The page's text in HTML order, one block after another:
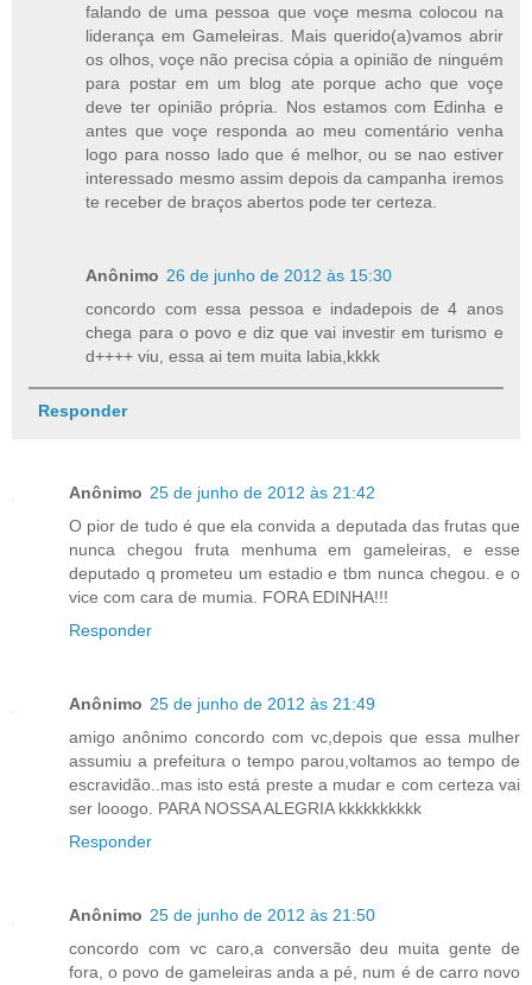
falando de uma pessoa que voçe mesma colocou na
liderança em Gameleiras. Mais querido(a)vamos abrir
os olhos, voçe não precisa cópia a opinião de ninguém
para postar em um blog ate porque acho que voçe
deve ter opinião própria. Nos estamos com Edinha e
antes que voçe responda ao meu comentário venha
logo para nosso lado que é melhor, ou se nao estiver
interessado mesmo assim depois da campanha iremos
te receber de braços abertos pode ter certeza.
Anônimo 26 de junho de 2012 às 15:30
concordo com essa pessoa e indadepois de 4 anos
chega para o povo e diz que vai investir em turismo e
d++++ viu, essa ai tem muita labia,kkkk
Responder
Anônimo 25 de junho de 2012 às 21:42
O pior de tudo é que ela convida a deputada das frutas que
nunca chegou fruta menhuma em gameleiras, e esse
deputado q prometeu um estadio e tbm nunca chegou. e o
vice com cara de mumia. FORA EDINHA!!!
Responder
Anônimo 25 de junho de 2012 às 21:49
amigo anônimo concordo com vc,depois que essa mulher
assumiu a prefeitura o tempo parou,voltamos ao tempo de
escravidão..mas isto está preste a mudar e com certeza vai
ser looogo. PARA NOSSA ALEGRIA kkkkkkkkkk
Responder
Anônimo 25 de junho de 2012 às 21:50
concordo com vc caro,a conversão deu muita gente de
fora, o povo de gameleiras anda a pé, num é de carro novo